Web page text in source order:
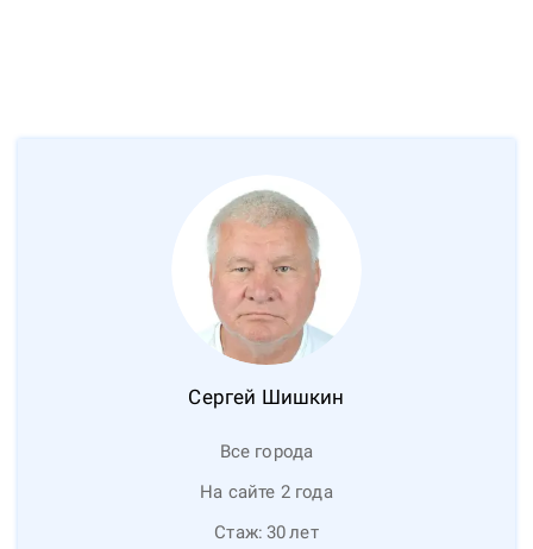
Сергей Шишкин
Все города
На сайте 2 года
Стаж: 30лет